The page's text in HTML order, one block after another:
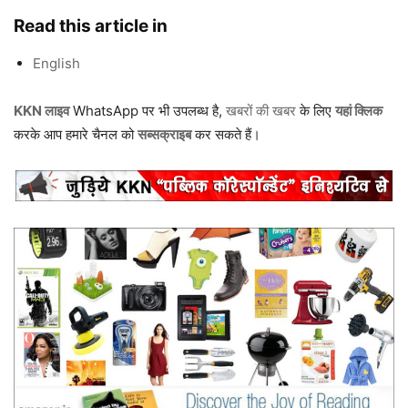
Read this article in
English
KKN लाइवWhatsApp पर भी उपलब्ध है, खबरों की खबरके लिए यहां क्लिक
करके आप हमारे चैनल कोसब्सक्राइबकर सकते हैं।